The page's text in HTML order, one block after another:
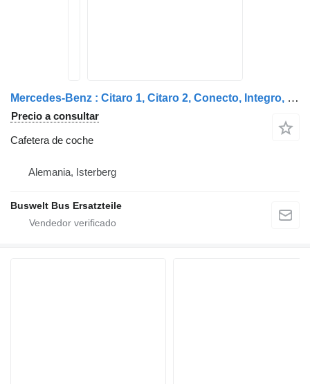
Mercedes-Benz : Citaro 1, Citaro 2, Conecto, Integro, Intouro, O3 cafetera de coche para Mercedes-Benz 3er Reihe GT/ GTHD/ NF/ UL/ HDH, 4er Reihe GT/ GTHD/ NF/ UL/ HDH, 5er Reihe GT/ GTHD/ NF/ UL/ HDH, S328DT, S431DT autobús
Precio a consultar
Cafetera de coche
Alemania, Isterberg
Buswelt Bus Ersatzteile